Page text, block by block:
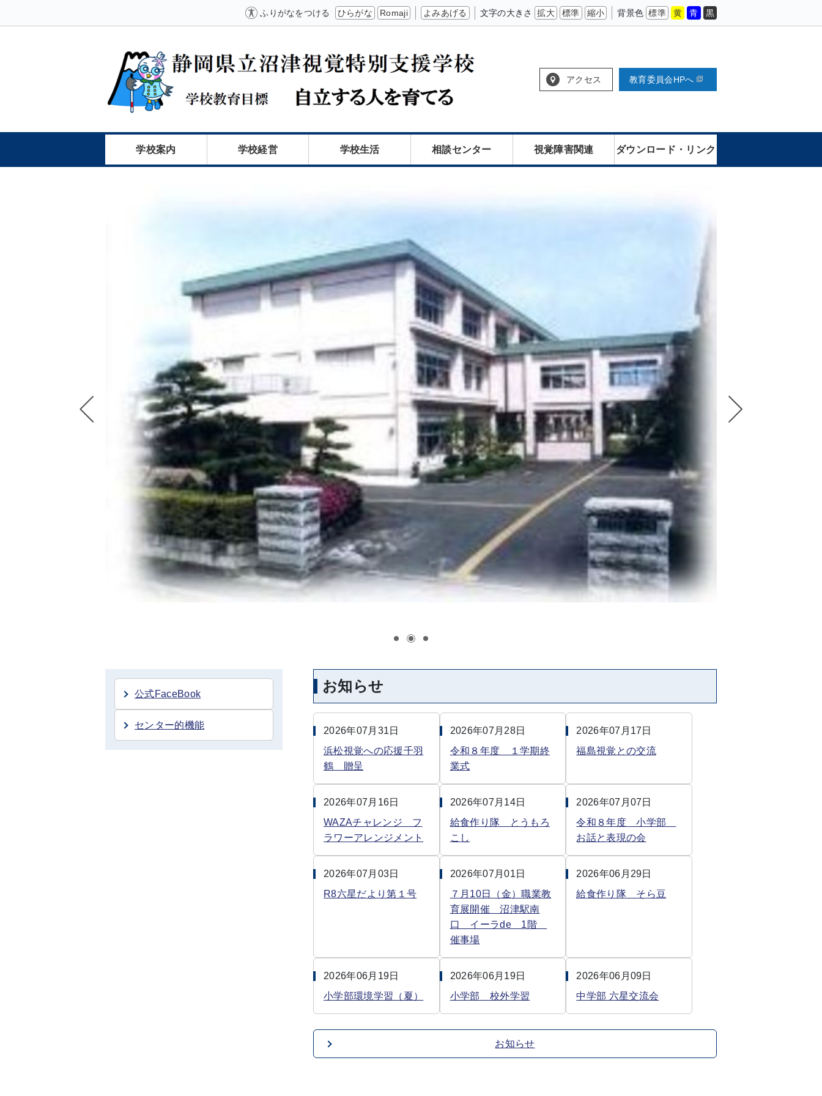
ふりがなをつける ひらがな Romaji よみあげる 文字の大きさ 拡大 標準 縮小 背景色 標準 黄 青 黒
アクセス 教育委員会HPへ
学校案内 学校経営 学校生活 相談センター 視覚障害関連 ダウンロード・リンク
お知らせ
2026年07月31日
浜松視覚への応援千羽
鶴 贈呈
2026年07月28日
令和８年度 １学期終
業式
2026年07月17日
福島視覚との交流
2026年07月16日
WAZAチャレンジ フ
ラワーアレンジメント
2026年07月14日
給食作り隊 とうもろ
こし
2026年07月07日
令和８年度 小学部
お話と表現の会
2026年07月03日
R8六星だより第１号
2026年07月01日
７月10日（金）職業教
育展開催 沼津駅南
口 イーラde 1階
催事場
2026年06月29日
給食作り隊 そら豆
2026年06月19日
小学部環境学習（夏）
2026年06月19日
小学部 校外学習
2026年06月09日
中学部 六星交流会
お知らせ
公式FaceBook
センター的機能